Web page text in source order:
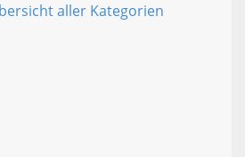
aller Kategorien